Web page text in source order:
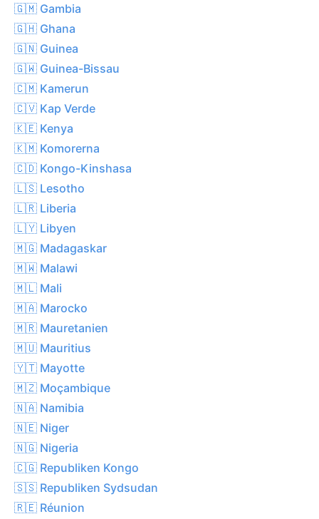
🇬🇲 Gambia
🇬🇭 Ghana
🇬🇳 Guinea
🇬🇼 Guinea-Bissau
🇨🇲 Kamerun
🇨🇻 Kap Verde
🇰🇪 Kenya
🇰🇲 Komorerna
🇨🇩 Kongo-Kinshasa
🇱🇸 Lesotho
🇱🇷 Liberia
🇱🇾 Libyen
🇲🇬 Madagaskar
🇲🇼 Malawi
🇲🇱 Mali
🇲🇦 Marocko
🇲🇷 Mauretanien
🇲🇺 Mauritius
🇾🇹 Mayotte
🇲🇿 Moçambique
🇳🇦 Namibia
🇳🇪 Niger
🇳🇬 Nigeria
🇨🇬 Republiken Kongo
🇸🇸 Republiken Sydsudan
🇷🇪 Réunion